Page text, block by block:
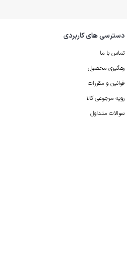
دسترسی های کاربردی
تماس با ما
رهگیری محصول
قوانین و مقررات
رویه مرجوعی کالا
سوالات متداول